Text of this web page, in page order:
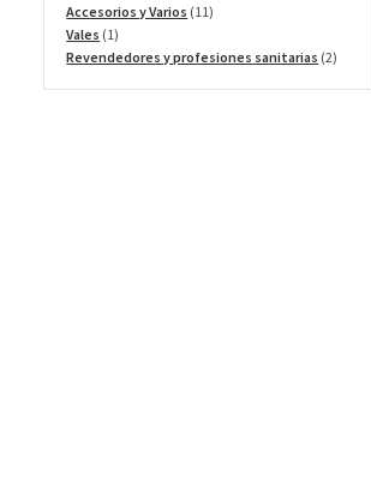
productos
Accesorios y Varios 1111
Vales 11
producto
Revendedores y profesiones sanitarias 22